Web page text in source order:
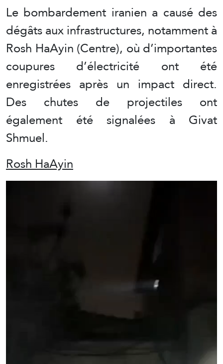
Le bombardement iranien a causé des
dégâts aux infrastructures, notamment à
Rosh HaAyin (Centre), où d’importantes
coupures d’électricité ont été
enregistrées après un impact direct.
Des chutes de projectiles ont
également été signalées à Givat
Shmuel.
Rosh HaAyin